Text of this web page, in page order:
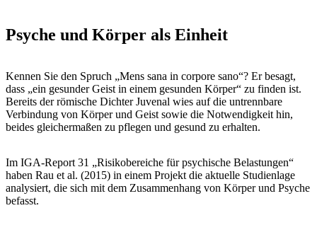
Psyche und Körper als Einheit
Kennen Sie den Spruch „Mens sana in corpore sano“? Er besagt,
dass „ein gesunder Geist in einem gesunden Körper“ zu finden ist.
Bereits der römische Dichter Juvenal wies auf die untrennbare
Verbindung von Körper und Geist sowie die Notwendigkeit hin,
beides gleichermaßen zu pflegen und gesund zu erhalten.
Im IGA-Report 31 „Risikobereiche für psychische Belastungen“
haben Rau et al. (2015) in einem Projekt die aktuelle Studienlage
analysiert, die sich mit dem Zusammenhang von Körper und Psyche
befasst.